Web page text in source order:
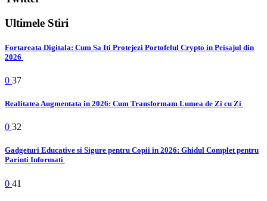
Ultimele Stiri
Fortareata Digitala: Cum Sa Iti Protejezi Portofelul Crypto in Peisajul din
2026
0 37
Realitatea Augmentata in 2026: Cum Transformam Lumea de Zi cu Zi
0 32
Gadgeturi Educative si Sigure pentru Copii in 2026: Ghidul Complet pentru
Parinti Informati
0 41